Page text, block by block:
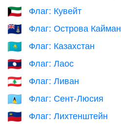
🇰🇼 Флаг: Кувейт
🇰🇾 Флаг: Острова Кайман
🇰🇿 Флаг: Казахстан
🇱🇦 Флаг: Лаос
🇱🇧 Флаг: Ливан
🇱🇨 Флаг: Сент-Люсия
🇱🇮 Флаг: Лихтенштейн